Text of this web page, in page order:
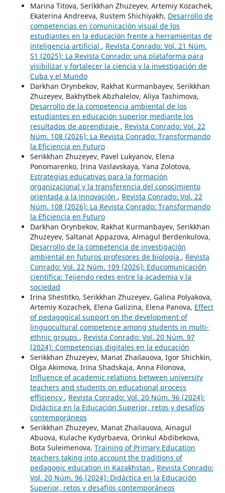
Marina Titova, Serikkhan Zhuzeyev, Artemiy Kozachek,
Ekaterina Andreeva, Rustem Shichiyakh, Desarrollo de
competencias en comunicación visual de los
estudiantes en la educación frente a herramientas de
inteligencia artificial , Revista Conrado: Vol. 21 Núm.
S1 (2025): La Revista Conrado: una plataforma para
visibilizar y fortalecer la ciencia y la investigación de
Cuba y el Mundo
Darkhan Orynbekov, Rakhat Kurmanbayev, Serikkhan
Zhuzeyev, Bakhytbek Abzhalelov, Aliya Tashimova,
Desarrollo de la competencia ambiental de los
estudiantes en educación superior mediante los
resultados de aprendizaje , Revista Conrado: Vol. 22
Núm. 108 (2026): La Revista Conrado: Transformando
la Eficiencia en Futuro
Serikkhan Zhuzeyev, Pavel Lukyanov, Elena
Ponomarenko, Irina Vaslavskaya, Yana Zolotova,
Estrategias educativas para la formación
organizacional y la transferencia del conocimiento
orientada a la innovación , Revista Conrado: Vol. 22
Núm. 108 (2026): La Revista Conrado: Transformando
la Eficiencia en Futuro
Darkhan Orynbekov, Rakhat Kurmanbayev, Serikkhan
Zhuzeyev, Saltanat Appazova, Almagul Berdenkulova,
Desarrollo de la competencia de investigación
ambiental en futuros profesores de biología , Revista
Conrado: Vol. 22 Núm. 109 (2026): Educomunicación
científica: Tejiendo redes entre la academia y la
sociedad
Irina Shestitko, Serikkhan Zhuzeyev, Galina Polyakova,
Artemiy Kozachek, Elena Galizina, Elena Panova, Effect
of pedagogical support on the development of
linguocultural competence among students in multi-
ethnic groups , Revista Conrado: Vol. 20 Núm. 97
(2024): Competencias digitales en la educación
Serikkhan Zhuzeyev, Manat Zhailauova, Igor Shichkin,
Olga Akimova, Irina Shadskaja, Anna Filonova,
Influence of academic relations between university
teachers and students on educational process
efficiency , Revista Conrado: Vol. 20 Núm. 96 (2024):
Didáctica en la Educación Superior, retos y desafíos
contemporáneos
Serikkhan Zhuzeyev, Manat Zhailauova, Ainagul
Abuova, Kulache Kydyrbaeva, Orinkul Abdibekova,
Bota Suleimenova, Training of Primary Education
teachers taking into account the traditions of
pedagogic education in Kazakhstan , Revista Conrado:
Vol. 20 Núm. 96 (2024): Didáctica en la Educación
Superior, retos y desafíos contemporáneos